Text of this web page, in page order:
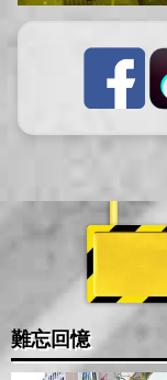
難忘回憶